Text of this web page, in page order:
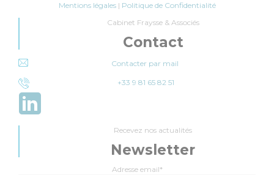
Mentions légales| Politique de Confidentialité
Cabinet Fraysse & Associés
Contact
Contacter par mail
+33 9 81 65 82 51
Recevez nos actualités
Newsletter
Adresse email*